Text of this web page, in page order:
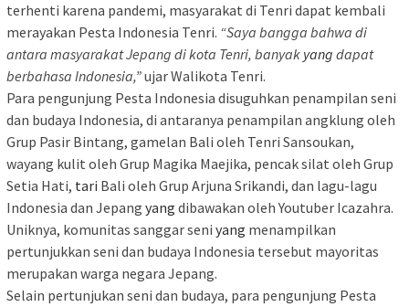
terhenti karena pandemi, masyarakat di Tenri dapat kembali
merayakan Pesta Indonesia Tenri. “Saya bangga bahwa di
antara masyarakat Jepang di kota Tenri, banyak yang dapat
berbahasa Indonesia,”ujar Walikota Tenri.
Para pengunjung Pesta Indonesia disuguhkan penampilan seni
dan budaya Indonesia, di antaranya penampilan angklung oleh
Grup Pasir Bintang, gamelan Bali oleh Tenri Sansoukan,
wayang kulit oleh Grup Magika Maejika, pencak silat oleh Grup
Setia Hati, tari Bali oleh Grup Arjuna Srikandi, dan lagu-lagu
Indonesia dan Jepang yang dibawakan oleh Youtuber Icazahra.
Uniknya, komunitas sanggar seni yang menampilkan
pertunjukkan seni dan budaya Indonesia tersebut mayoritas
merupakan warga negara Jepang.
Selain pertunjukan seni dan budaya, para pengunjung Pesta